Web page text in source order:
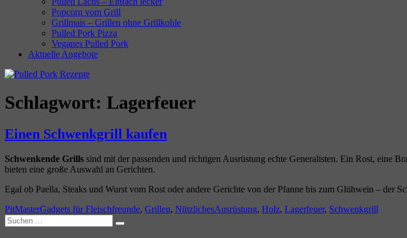
Popcorn vom Grill
Grillmais – Grillen ohne Grillkohle
Pulled Pork Pizza
Veganes Pulled Pork
Aktuelle Angebote
Schlagwort: Lagerfeuer
Einen Schwenkgrill kaufen
Schwenkende Grills sind mit der passenden und richtigen Ausrüstung echte Generalisten. Ein Rost, eine
bieten eine große Auswahl an Gerichten.
Egal ob Paella, Steaks und Wurst vom Rost oder andere Gerichte von der Pfanne bis zum Glühwein – der
Autor
PitMasterKategorien
Gadgets für Fleischfreunde, Grillen, NützlichesSchlagwörter
Ausrüstung, Holz, Lagerfeuer, Schwenkgrill
Suchen
nach:
Suchen